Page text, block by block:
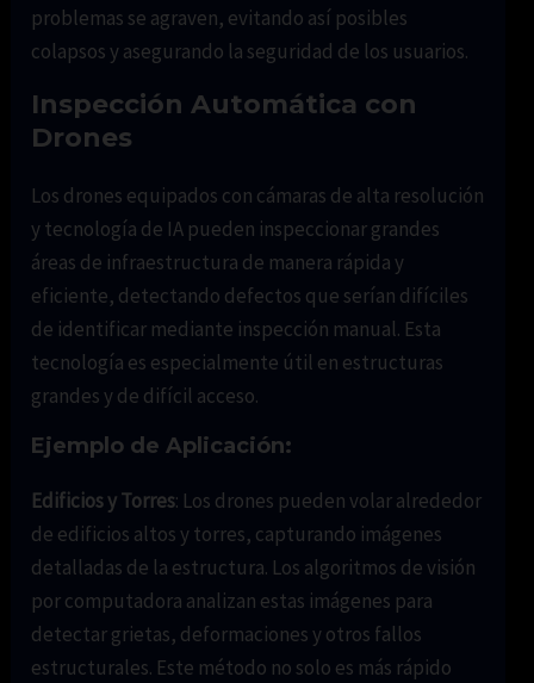
problemas se agraven, evitando así posibles
colapsos y asegurando la seguridad de los usuarios.
Inspección Automática con
Drones
Los drones equipados con cámaras de alta resolución
y tecnología de IA pueden inspeccionar grandes
áreas de infraestructura de manera rápida y
eficiente, detectando defectos que serían difíciles
de identificar mediante inspección manual. Esta
tecnología es especialmente útil en estructuras
grandes y de difícil acceso.
Ejemplo de Aplicación:
Edificios y Torres: Los drones pueden volar alrededor
de edificios altos y torres, capturando imágenes
detalladas de la estructura. Los algoritmos de visión
por computadora analizan estas imágenes para
detectar grietas, deformaciones y otros fallos
estructurales. Este método no solo es más rápido